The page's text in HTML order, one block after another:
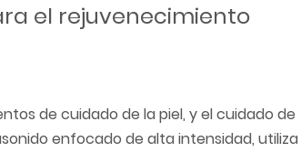
el rejuvenecimiento
de cuidado de la piel, y el cuidado de
enfocado de alta intensidad, utiliza